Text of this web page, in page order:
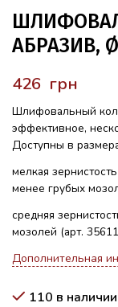
АБРАЗИВ,
грн
Шлифовальный
эффективное,
Доступны в
мелкая
менее грубых
средняя
мозолей (арт.
Дополнительная
110 в наличии